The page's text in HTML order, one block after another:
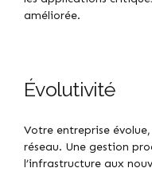
améliorée.
Évolutivité
Votre entreprise
réseau. Une gestion
l’infrastructure aux